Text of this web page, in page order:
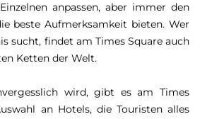
anpassen, aber immer den
beste Aufmerksamkeit bieten. Wer
sucht, findet am Times Square auch
Ketten der Welt.
wird, gibt es am Times
an Hotels, die Touristen alles